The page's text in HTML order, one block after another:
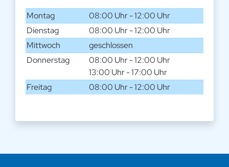
Montag
08:00 Uhr - 12:00 Uhr
Dienstag
08:00 Uhr - 12:00 Uhr
Mittwoch
geschlossen
Donnerstag
08:00 Uhr - 12:00 Uhr
13:00 Uhr - 17:00 Uhr
Freitag
08:00 Uhr - 12:00 Uhr